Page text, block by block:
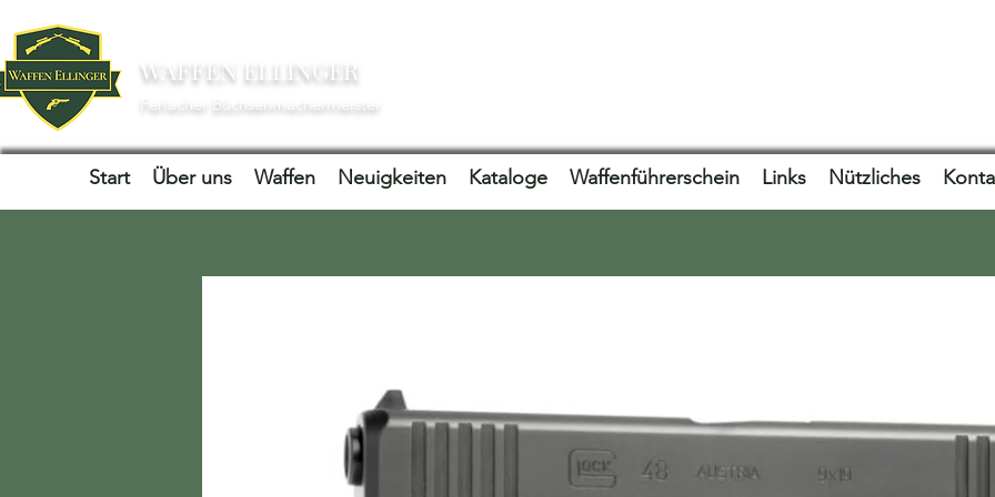
WAFFEN ELLINGER
Ferlacher Büchsenmachermeister
Start Über uns Waffen Neuigkeiten Kataloge Waffenführerschein Links Nützliches